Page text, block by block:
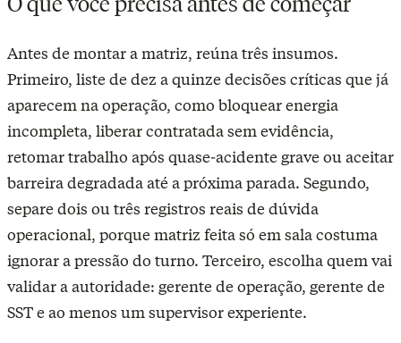
Antes de montar a matriz, reúna três insumos.
Primeiro, liste de dez a quinze decisões críticas que já
aparecem na operação, como bloquear energia
incompleta, liberar contratada sem evidência,
retomar trabalho após quase-acidente grave ou aceitar
barreira degradada até a próxima parada. Segundo,
separe dois ou três registros reais de dúvida
operacional, porque matriz feita só em sala costuma
ignorar a pressão do turno. Terceiro, escolha quem vai
validar a autoridade: gerente de operação, gerente de
SST e ao menos um supervisor experiente.